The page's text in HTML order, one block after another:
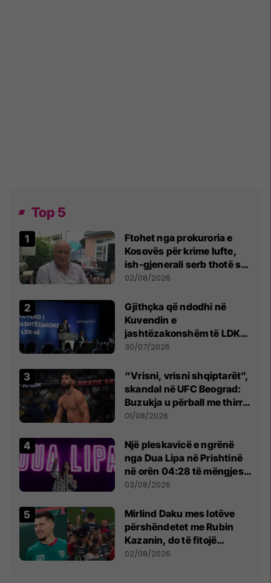
Top 5
Ftohet nga prokuroria e
Kosovës për krime lufte,
ish-gjenerali serb thotë se
dikush e tradhtoi në
02/08/2026
Gjithçka që ndodhi në
Kuvendin e
jashtëzakonshëm të LDK-
së
30/07/2026
“Vrisni, vrisni shqiptarët”,
skandal në UFC Beograd:
Buzukja u përball me thirrje
anti-shqiptare nga
01/08/2026
Një pleskavicë e ngrënë
nga Dua Lipa në Prishtinë
në orën 04:28 të mëngjesit
- dhe bota digjitale serbe
03/08/2026
Mirlind Daku mes lotëve
përshëndetet me Rubin
Kazanin, do të fitojë
miliona te Spartak Moska
02/08/2026